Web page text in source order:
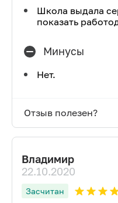
Школа выдала
показать
Минусы
Нет.
Отзыв полезен?
Владимир
22.10.2020
Засчитан